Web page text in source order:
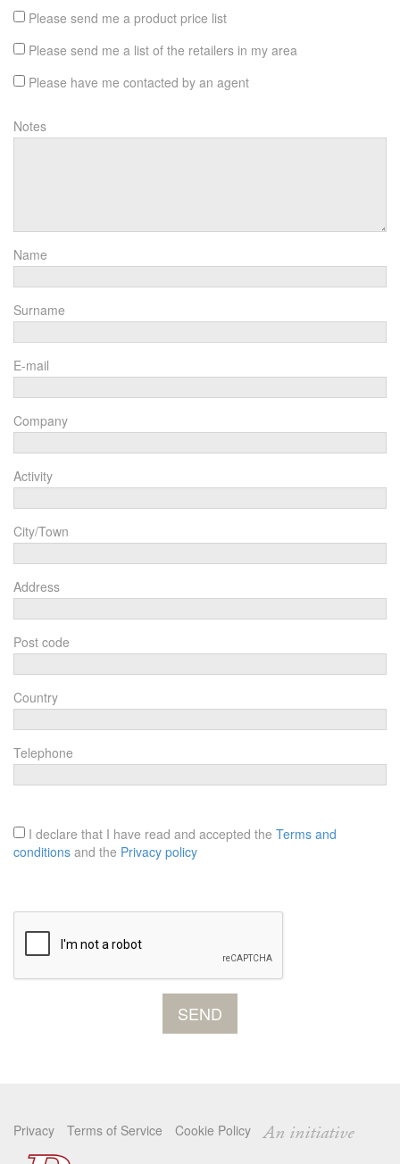
Please send me a product price list
Please send me a list of the retailers in my area
Please have me contacted by an agent
Notes
Name
Surname
E-mail
Company
Activity
City/Town
Address
Post code
Country
Telephone
I declare that I have read and accepted the Terms and
conditions and the Privacy policy
Privacy Terms of Service Cookie Policy An initiative